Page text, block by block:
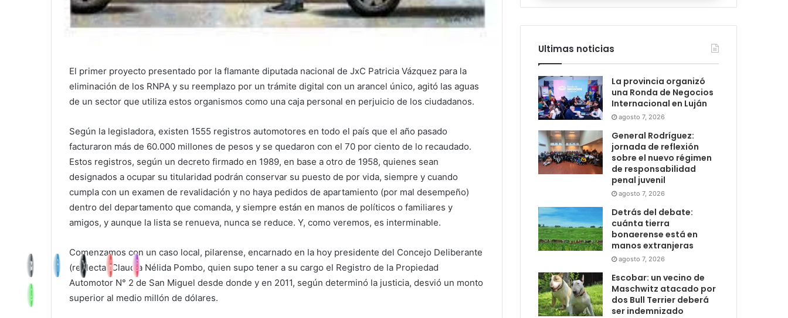
El primer proyecto presentado por la flamante diputada nacional de JxC Patricia Vázquez para la
eliminación de los RNPA y su reemplazo por un trámite digital con un arancel único, agitó las aguas
de un sector que utiliza estos organismos como una caja personal en perjuicio de los ciudadanos.
Según la legisladora, existen 1555 registros automotores en todo el país que el año pasado
facturaron más de 60.000 millones de pesos y se quedaron con el 70 por ciento de lo recaudado.
Estos registros, según un decreto firmado en 1989, en base a otro de 1958, quienes sean
designados a ocupar su titularidad podrán conservar su puesto de por vida, siempre y cuando
cumpla con un examen de revalidación y no haya pedidos de apartamiento (por mal desempeño)
dentro del departamento que comanda, y siempre están en manos de políticos o familiares y
amigos, y aunque la lista se renueva, nunca se reduce. Y, como veremos, es interminable.
Comenzamos con un caso local, pilarense, encarnado en la hoy presidente del Concejo Deliberante
(reelecta) Claudia Nélida Pombo, quien supo tener a su cargo el Registro de la Propiedad
Automotor N° 2 de San Miguel desde donde y en 2011, según determinó la justicia, desvió un monto
superior al medio millón de dólares.
Ultimas noticias
La provincia organizó
una Ronda de Negocios
Internacional en Luján
agosto 7, 2026
General Rodríguez:
jornada de reflexión
sobre el nuevo régimen
de responsabilidad
penal juvenil
agosto 7, 2026
Detrás del debate:
cuánta tierra
bonaerense está en
manos extranjeras
agosto 7, 2026
Escobar: un vecino de
Maschwitz atacado por
dos Bull Terrier deberá
ser indemnizado